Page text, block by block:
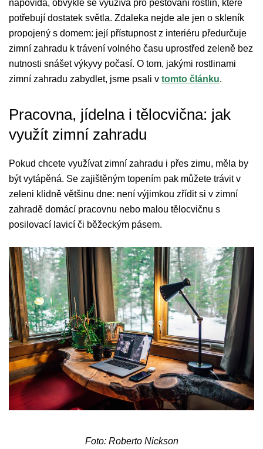
napovídá, obvykle se využívá pro pěstování rostlin, které
potřebují dostatek světla. Zdaleka nejde ale jen o skleník
propojený s domem: její přístupnost z interiéru předurčuje
zimní zahradu k trávení volného času uprostřed zeleně bez
nutnosti snášet výkyvy počasí. O tom, jakými rostlinami
zimní zahradu zabydlet, jsme psali v tomto článku.
Pracovna, jídelna i tělocvična: jak
využít zimní zahradu
Pokud chcete využívat zimní zahradu i přes zimu, měla by
být vytápěná. Se zajištěným topením pak můžete trávit v
zeleni klidně většinu dne: není výjimkou zřídit si v zimní
zahradě domácí pracovnu nebo malou tělocvičnu s
posilovací lavicí či běžeckým pásem.
Foto: Roberto Nickson